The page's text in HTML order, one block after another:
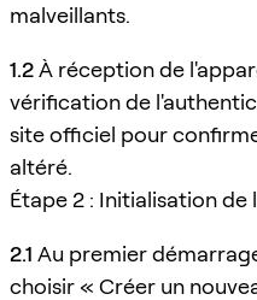
malveillants.
1.2À réception de
vérification de
site officiel pour
altéré.
Étape 2 : Initialisation de
2.1 Au premier
choisir « Créer un